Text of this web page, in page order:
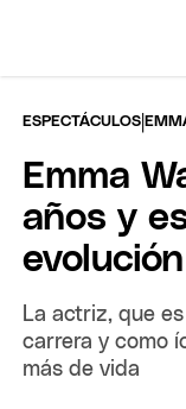
ESPECTÁCULOS |
Emma
años y
evolución
La actriz, que
carrera y como
más de vida